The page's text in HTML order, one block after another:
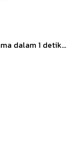
dalam 1 detik...